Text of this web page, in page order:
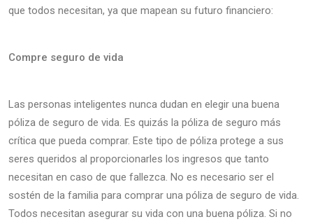
que todos necesitan, ya que mapean su futuro financiero:
Compre seguro de vida
Las personas inteligentes nunca dudan en elegir una buena
póliza de seguro de vida. Es quizás la póliza de seguro más
crítica que pueda comprar. Este tipo de póliza protege a sus
seres queridos al proporcionarles los ingresos que tanto
necesitan en caso de que fallezca. No es necesario ser el
sostén de la familia para comprar una póliza de seguro de vida.
Todos necesitan asegurar su vida con una buena póliza. Si no